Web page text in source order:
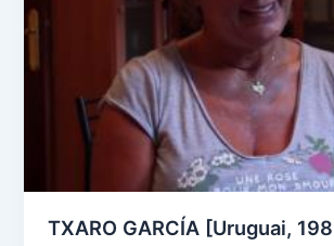
TXARO GARCÍA [Uruguai,